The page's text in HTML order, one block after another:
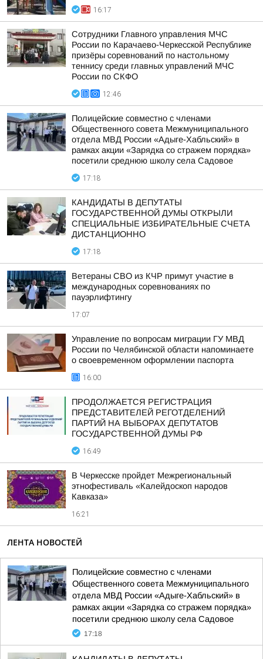
16:17
Сотрудники Главного управления МЧС
России по Карачаево-Черкесской Республике
призёры соревнований по настольному
теннису среди главных управлений МЧС
России по СКФО
12:46
Полицейские совместно с членами
Общественного совета Межмуниципального
отдела МВД России «Адыге-Хабльский» в
рамках акции «Зарядка со стражем порядка»
посетили среднюю школу села Садовое
17:18
КАНДИДАТЫ В ДЕПУТАТЫ
ГОСУДАРСТВЕННОЙ ДУМЫ ОТКРЫЛИ
СПЕЦИАЛЬНЫЕ ИЗБИРАТЕЛЬНЫЕ СЧЕТА
ДИСТАНЦИОННО
17:18
Ветераны СВО из КЧР примут участие в
международных соревнованиях по
пауэрлифтингу
17:07
Управление по вопросам миграции ГУ МВД
России по Челябинской области напоминаете
о своевременном оформлении паспорта
16:00
ПРОДОЛЖАЕТСЯ РЕГИСТРАЦИЯ
ПРЕДСТАВИТЕЛЕЙ РЕГОТДЕЛЕНИЙ
ПАРТИЙ НА ВЫБОРАХ ДЕПУТАТОВ
ГОСУДАРСТВЕННОЙ ДУМЫ РФ
16:49
В Черкесске пройдет Межрегиональный
этнофестиваль «Калейдоскоп народов
Кавказа»
16:21
ЛЕНТА НОВОСТЕЙ
Полицейские совместно с членами
Общественного совета Межмуниципального
отдела МВД России «Адыге-Хабльский» в
рамках акции «Зарядка со стражем порядка»
посетили среднюю школу села Садовое
17:18